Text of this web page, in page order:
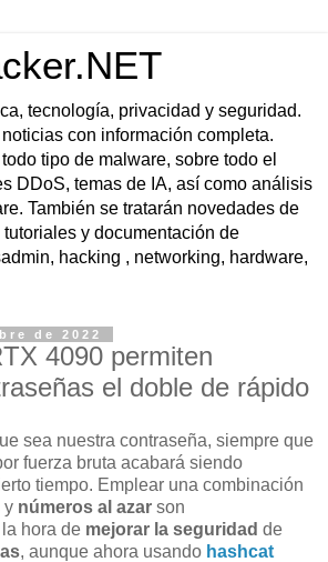
tecnología, privacidad y seguridad.
con información completa.
tipo de malware, sobre todo el
DDoS, temas de IA, así como análisis
También se tratarán novedades de
y documentación de
hacking , networking, hardware,
de 2022
4090 permiten
el doble de rápido
sea nuestra contraseña, siempre que
fuerza bruta acabará siendo
tiempo. Emplear una combinación
y números al azar son
hora de mejorar la seguridad de
, aunque ahora usando hashcat